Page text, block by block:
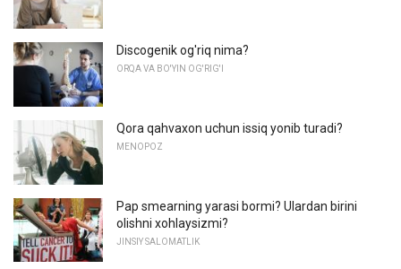
Discogenik og'riq nima?
ORQA VA BO'YIN OG'RIG'I
Qora qahvaxon uchun issiq yonib turadi?
MENOPOZ
Pap smearning yarasi bormi? Ulardan birini
olishni xohlaysizmi?
JINSIY SALOMATLIK